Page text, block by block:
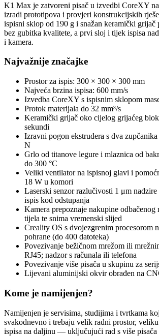
K1 Max je zatvoreni pisač u izvedbi CoreXY
izradi prototipova i provjeri konstrukcijskih
ispisni sklop od 190 g i snažan keramički grijač
bez gubitka kvalitete, a prvi sloj i tijek ispisa
i kamera.
Najvažnije značajke
Prostor za ispis: 300 × 300 × 300 mm
Najveća brzina ispisa: 600 mm/s
Izvedba CoreXY s ispisnim sklopom
Protok materijala do 32 mm³/s
Keramički grijač oko cijelog grijaćeg
sekundi
Izravni pogon ekstrudera s dva
N
Grlo od titanove legure i mlaznica od
do 300 °C
Veliki ventilator na ispisnoj glavi i
18 W u komori
Laserski senzor razlučivosti 1 μm
ispis kod odstupanja
Kamera prepoznaje nakupine odbačenog
tijela te snima vremenski slijed
Creality OS s dvojezgrenim procesorom
pohrane (do 400 datoteka)
Povezivanje bežičnom mrežom ili
RJ45; nadzor s računala ili telefona
Povezivanje više pisača u skupinu za
Lijevani aluminijski okvir obrađen na
Kome je namijenjen?
Namijenjen je servisima, studijima i tvrtkama
svakodnevno i trebaju velik radni prostor,
ispisa na daljinu — uključujući rad s više pisača